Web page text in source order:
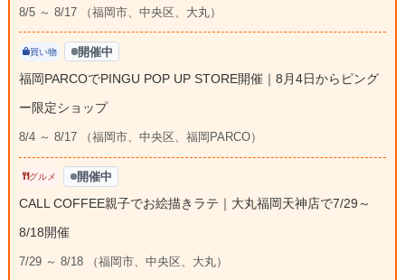
8/5 ～ 8/17 （福岡市、中央区、大丸）
買い物 開催中
福岡PARCOでPINGU POP UP STORE開催｜8月4日からピング
ー限定ショップ
8/4 ～ 8/17 （福岡市、中央区、福岡PARCO）
グルメ 開催中
CALL COFFEE親子でお絵描きラテ｜大丸福岡天神店で7/29～
8/18開催
7/29 ～ 8/18 （福岡市、中央区、大丸）